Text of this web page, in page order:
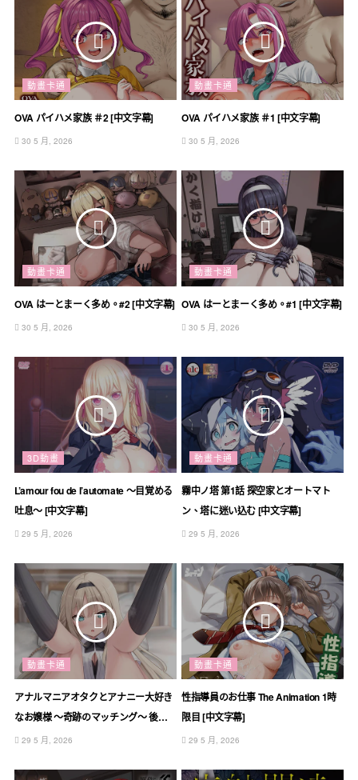
動畫卡通
OVA パイハメ家族 ＃2 [中文字幕]
30 5 月, 2026
動畫卡通
OVA パイハメ家族 ＃1 [中文字幕]
30 5 月, 2026
動畫卡通
OVA はーとまーく多め。#2 [中文字幕]
30 5 月, 2026
動畫卡通
OVA はーとまーく多め。#1 [中文字幕]
30 5 月, 2026
3D動畫
L’amour fou de l’automate ～目覚める
吐息～ [中文字幕]
29 5 月, 2026
動畫卡通
霧中ノ塔 第1話 探空家とオートマト
ン、塔に迷い込む [中文字幕]
29 5 月, 2026
動畫卡通
アナルマニアオタクとアナニー大好き
なお嬢様 ～奇跡のマッチング～ 後編
[中文字幕]
29 5 月, 2026
動畫卡通
性指導員のお仕事 The Animation 1時
限目 [中文字幕]
29 5 月, 2026